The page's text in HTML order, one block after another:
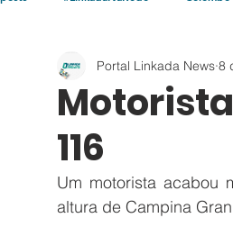
Policial Bocaiúva do Sul
116
Portal Linkada News 8
Um motorista acabou
altura de Campina